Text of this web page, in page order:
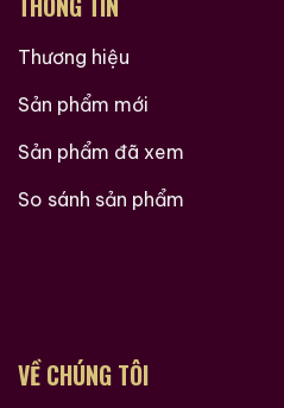
Thương hiệu
Sản phẩm mới
Sản phẩm đã xem
So sánh sản phẩm
VỀ CHÚNG TÔI